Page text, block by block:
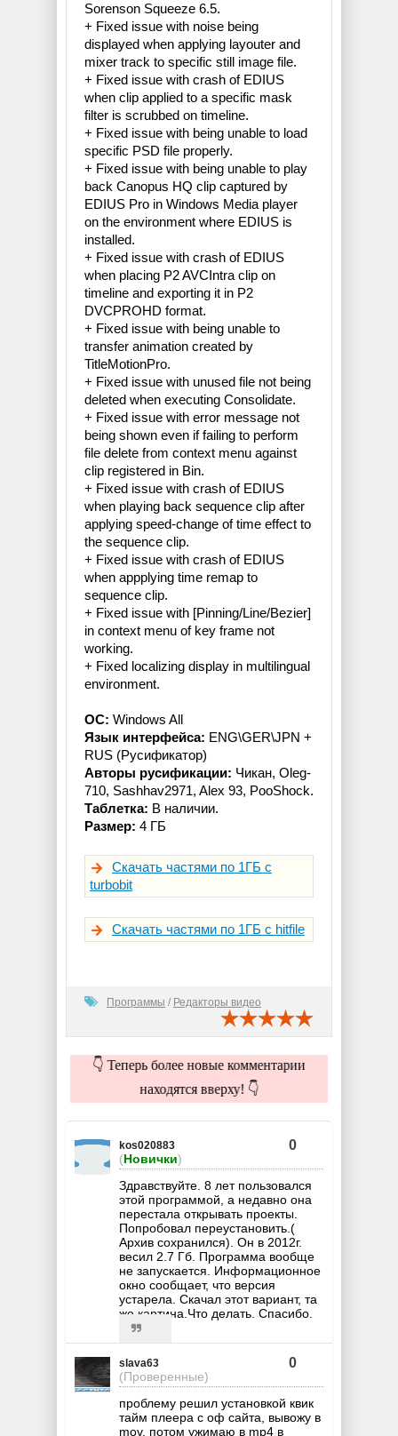
Sorenson Squeeze 6.5.
+ Fixed issue with noise being
displayed when applying layouter and
mixer track to specific still image file.
+ Fixed issue with crash of EDIUS
when clip applied to a specific mask
filter is scrubbed on timeline.
+ Fixed issue with being unable to load
specific PSD file properly.
+ Fixed issue with being unable to play
back Canopus HQ clip captured by
EDIUS Pro in Windows Media player
on the environment where EDIUS is
installed.
+ Fixed issue with crash of EDIUS
when placing P2 AVCIntra clip on
timeline and exporting it in P2
DVCPROHD format.
+ Fixed issue with being unable to
transfer animation created by
TitleMotionPro.
+ Fixed issue with unused file not being
deleted when executing Consolidate.
+ Fixed issue with error message not
being shown even if failing to perform
file delete from context menu against
clip registered in Bin.
+ Fixed issue with crash of EDIUS
when playing back sequence clip after
applying speed-change of time effect to
the sequence clip.
+ Fixed issue with crash of EDIUS
when appplying time remap to
sequence clip.
+ Fixed issue with [Pinning/Line/Bezier]
in context menu of key frame not
working.
+ Fixed localizing display in multilingual
environment.
ОС: Windows All
Язык интерфейса: ENG\GER\JPN +
RUS (Русификатор)
Авторы русификации: Чикан, Oleg-
710, Sashhav2971, Alex 93, PooShock.
Таблетка: В наличии.
Размер: 4 ГБ
Скачать частями по 1ГБ с
turbobit
Скачать частями по 1ГБ с hitfile
Программы / Редакторы видео
👇 Теперь более новые комментарии
находятся вверху! 👇
kos020883
(Новички)
0
Здравствуйте. 8 лет пользовался
этой программой, а недавно она
перестала открывать проекты.
Попробовал переустановить.(
Архив сохранился). Он в 2012г.
весил 2.7 Гб. Программа вообще
не запускается. Информационное
окно сообщает, что версия
устарела. Скачал этот вариант, та
же картина.Что делать. Спасибо.
slava63
(Проверенные)
0
проблему решил установкой квик
тайм плеера с оф сайта, вывожу в
mov, потом ужимаю в mp4 в